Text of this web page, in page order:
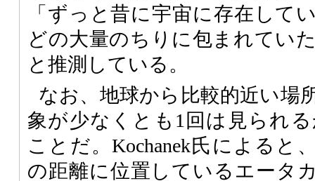
「ずっと昔に宇宙に存在して
どの大量のちりに包まれてい
と推測している。
なお、地球から比較的近い場
象が少なくとも1回は見られ
ことだ。Kochanek氏によると
の距離に位置しているエータ